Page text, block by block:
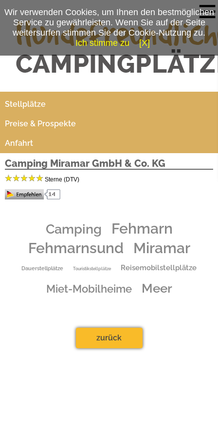
Campingplatzmenü
Stellplätze
Preise & Prospekte
Anfahrt
Camping Miramar GmbH & Co. KG
Sterne (DTV)
04371-3220
Ansprechpartner: Francesca Klahn/Jens Klahn
Camping
Fehmarn
Fehmarnsund
Miramar
Dauerstellplätze Touristikstellplätze Reisemobilstellplätze
Miet-Mobilheime Meer
zurück
Wir verwenden Cookies, um Ihnen den bestmöglichen
Service zu gewährleisten. Wenn Sie auf der Seite
weitersurfen stimmen Sie der Cookie-Nutzung zu.
Ich stimme zu
[X]